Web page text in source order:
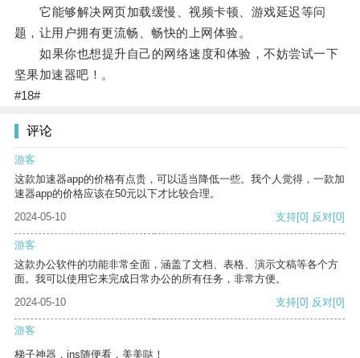
它能够解决网页加载缓慢、视频卡顿、游戏延迟等问
题，让用户拥有更流畅、畅快的上网体验。
如果你也想提升自己的网络速度和体验，不妨尝试一下
坚果加速器吧！。
#18#
评论
游客
这款加速器app的价格有点贵，可以适当降低一些。我个人觉得，一款加
速器app的价格应该在50元以下才比较合理。
2024-05-10
支持[0] 反对[0]
游客
这款办公软件的功能非常全面，涵盖了文档、表格、演示文稿等各个方
面。我可以使用它来完成日常办公的所有任务，非常方便。
2024-05-10
支持[0] 反对[0]
游客
梯子神器，ins随便看，美美哒！